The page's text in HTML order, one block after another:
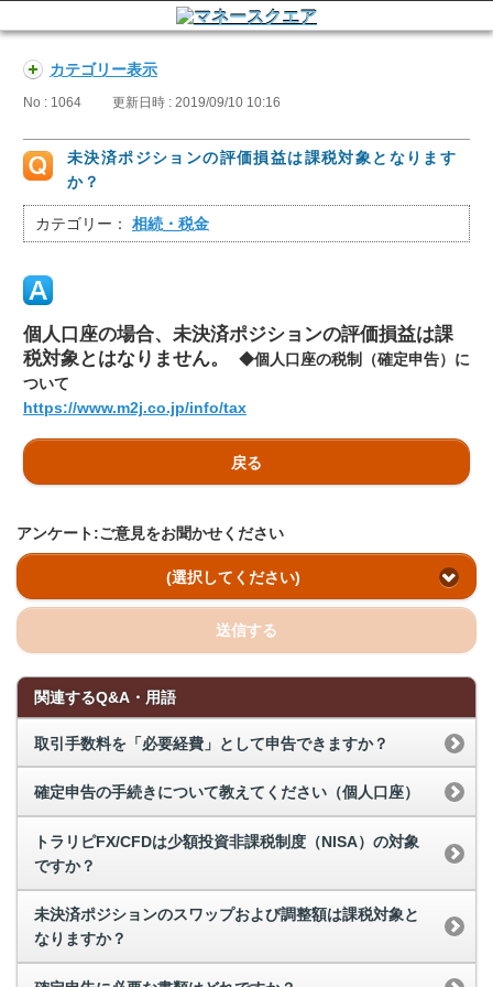
カテゴリー表示
No : 1064 更新日時 : 2019/09/10 10:16
未決済ポジションの評価損益は課税対象となります
か？
カテゴリー： 相続・税金
個人口座の場合、未決済ポジションの評価損益は課
税対象とはなりません。
◆個人口座の税制（確定申告）に
ついて
https://www.m2j.co.jp/info/tax
戻る
アンケート:ご意見をお聞かせください
(選択してください)
送信する
関連するQ&A・用語
取引手数料を「必要経費」として申告できますか？
確定申告の手続きについて教えてください（個人口座）
トラリピFX/CFDは少額投資非課税制度（NISA）の対象
ですか？
未決済ポジションのスワップおよび調整額は課税対象と
なりますか？